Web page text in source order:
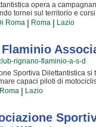
opera a
tornei sul territorio e
degli atleti sia sulla
Proprio per questo
in cui Il Campanile
ricerca della chiave
stupiti. Il
cui allenarti, istruttori
puoi andare in sede o
Roma | Roma | Lazio
rignano-flaminio-a-s-d
Sportiva Dilettantistica si
capaci piloti di
FMI! Il tutto all'insegna
ma è corretto
della Provincia
di piloti e
deve affidarsi
Roma | Lazio